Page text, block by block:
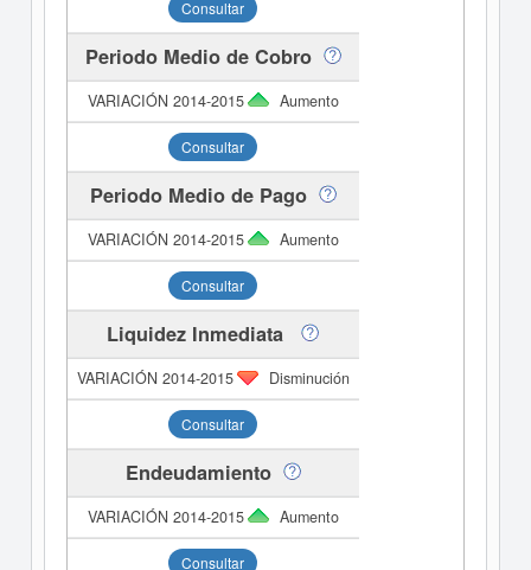
Consultar
Periodo Medio de Cobro
Aumento
Consultar
Periodo Medio de Pago
Aumento
Consultar
Liquidez Inmediata
Disminución
Consultar
Endeudamiento
Aumento
Consultar